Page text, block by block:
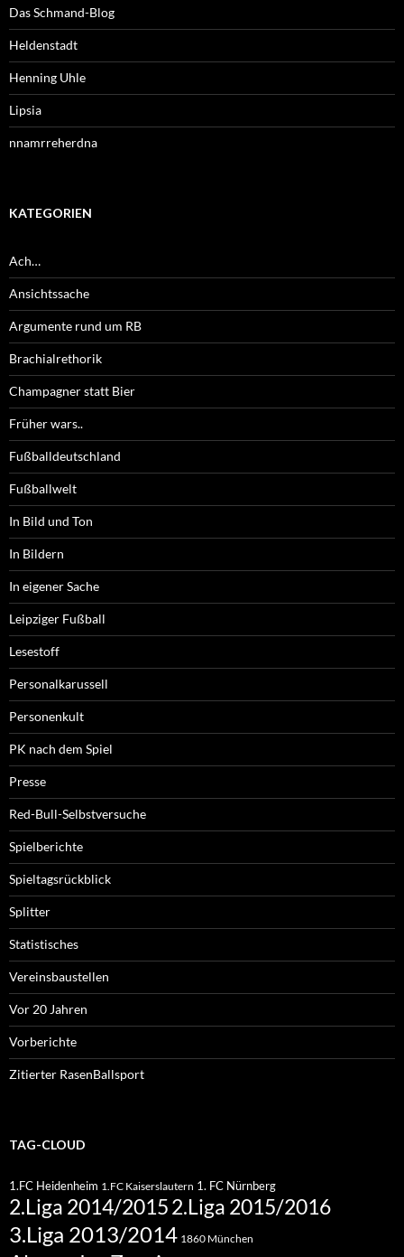
Das Schmand-Blog
Heldenstadt
Henning Uhle
Lipsia
nnamrreherdna
KATEGORIEN
Ach…
Ansichtssache
Argumente rund um RB
Brachialrethorik
Champagner statt Bier
Früher wars..
Fußballdeutschland
Fußballwelt
In Bild und Ton
In Bildern
In eigener Sache
Leipziger Fußball
Lesestoff
Personalkarussell
Personenkult
PK nach dem Spiel
Presse
Red-Bull-Selbstversuche
Spielberichte
Spieltagsrückblick
Splitter
Statistisches
Vereinsbaustellen
Vor 20 Jahren
Vorberichte
Zitierter RasenBallsport
TAG-CLOUD
1.FC Heidenheim 1.FC Kaiserslautern 1. FC Nürnberg
2.Liga 2014/20152.Liga 2015/2016
3.Liga 2013/2014 1860 München